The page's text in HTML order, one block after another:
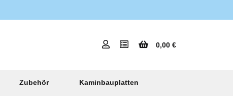
0,00 €
Zubehör Kaminbauplatten